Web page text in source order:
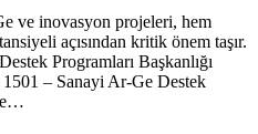
ve inovasyon projeleri, hem
açısından kritik önem taşır.
Programları Başkanlığı
– Sanayi Ar-Ge Destek